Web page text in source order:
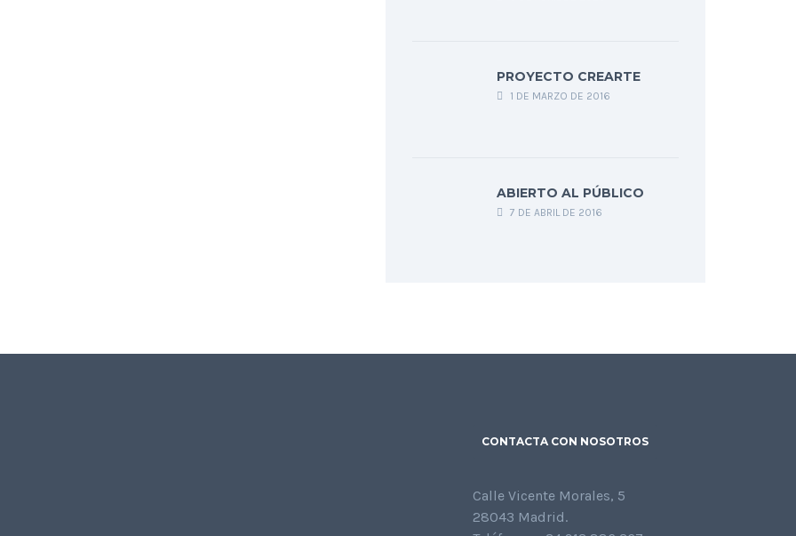
PROYECTO CREARTE
1 DE MARZO DE 2016
ABIERTO AL PÚBLICO
7 DE ABRIL DE 2016
CONTACTA CON NOSOTROS
Calle Vicente Morales, 5
28043 Madrid.